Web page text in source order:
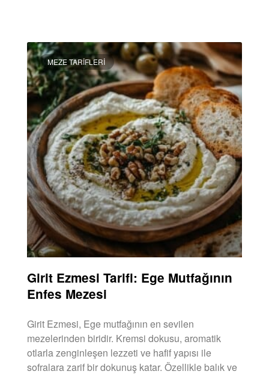
MEZE TARIFLERI
Girit Ezmesi Tarifi: Ege Mutfağının
Enfes Mezesi
Girit Ezmesi, Ege mutfağının en sevilen
mezelerinden biridir. Kremsi dokusu, aromatik
otlarla zenginleşen lezzeti ve hafif yapısı ile
sofralara zarif bir dokunuş katar. Özellikle balık ve